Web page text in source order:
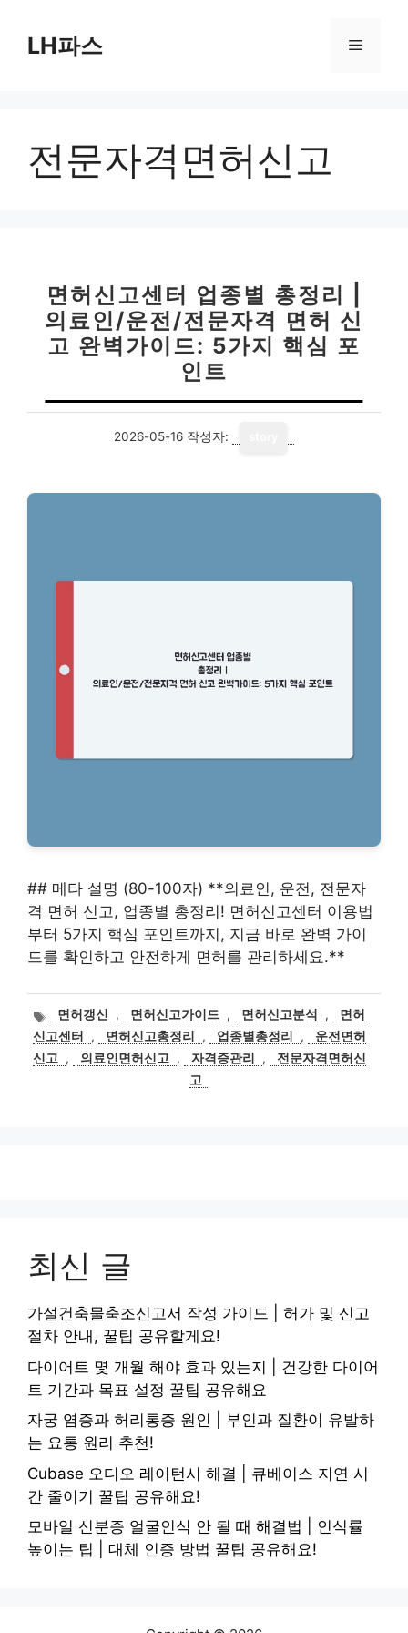
LH파스 메
전문자격면허신고
면허신고센터 업종별 총정리 |
의료인/운전/전문자격 면허 신
고 완벽가이드: 5가지 핵심 포
인트
2026-05-16 작성자:
## 메타 설명 (80-100자) **의료인, 운전, 전문자
격 면허 신고, 업종별 총정리! 면허신고센터 이용법
부터 5가지 핵심 포인트까지, 지금 바로 완벽 가이
드를 확인하고 안전하게 면허를 관리하세요.**
태
그
면허갱신 , 면허신고가이드 , 면허신고분석 ,
면허
신고센터
, 면허신고총정리 , 업종별총정리 ,
운전면허
신고
, 의료인면허신고 , 자격증관리 ,
전문자격면허신
고
최신 글
가설건축물축조신고서 작성 가이드 | 허가 및 신고
절차 안내, 꿀팁 공유할게요!
다이어트 몇 개월 해야 효과 있는지 | 건강한 다이어
트 기간과 목표 설정 꿀팁 공유해요
자궁 염증과 허리통증 원인 | 부인과 질환이 유발하
는 요통 원리 추천!
Cubase 오디오 레이턴시 해결 | 큐베이스 지연 시
간 줄이기 꿀팁 공유해요!
모바일 신분증 얼굴인식 안 될 때 해결법 | 인식률
높이는 팁 | 대체 인증 방법 꿀팁 공유해요!